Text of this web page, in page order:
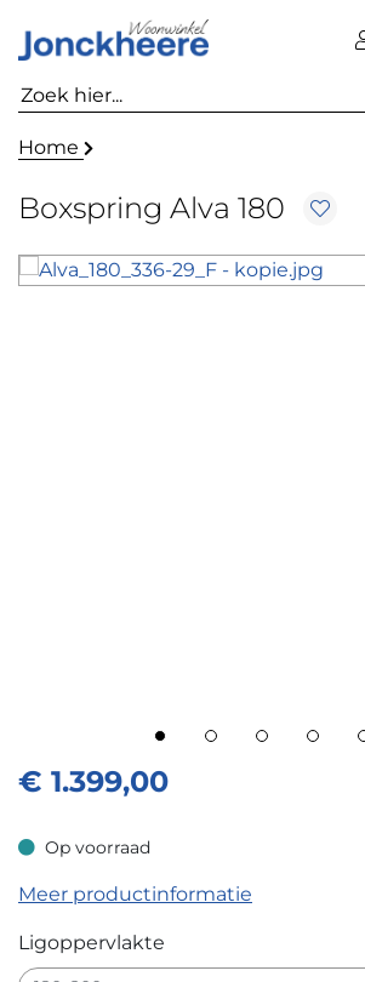
Home
Boxspring Alva 180
€ 1.399,00
Op voorraad
Op voorraad
Meer productinformatie
Ligoppervlakte